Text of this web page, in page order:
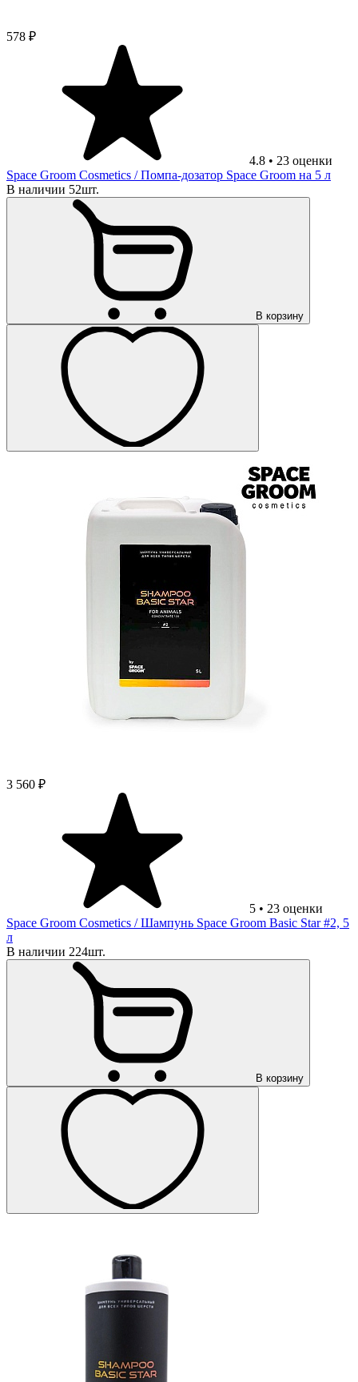
578 ₽
4.8 • 23 оценки
Space Groom Cosmetics / Помпа-дозатор Space Groom на 5 л
В наличии 52шт.
В корзину
3 560 ₽
5 • 23 оценки
Space Groom Cosmetics / Шампунь Space Groom Basic Star #2, 5
л
В наличии 224шт.
В корзину